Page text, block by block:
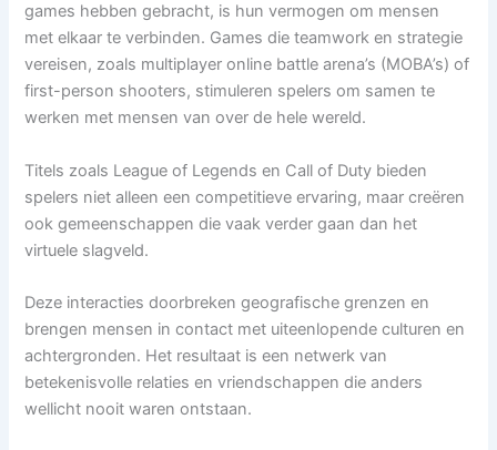
games hebben gebracht, is hun vermogen om mensen
met elkaar te verbinden. Games die teamwork en strategie
vereisen, zoals multiplayer online battle arena’s (MOBA’s) of
first-person shooters, stimuleren spelers om samen te
werken met mensen van over de hele wereld.
Titels zoals League of Legends en Call of Duty bieden
spelers niet alleen een competitieve ervaring, maar creëren
ook gemeenschappen die vaak verder gaan dan het
virtuele slagveld.
Deze interacties doorbreken geografische grenzen en
brengen mensen in contact met uiteenlopende culturen en
achtergronden. Het resultaat is een netwerk van
betekenisvolle relaties en vriendschappen die anders
wellicht nooit waren ontstaan.